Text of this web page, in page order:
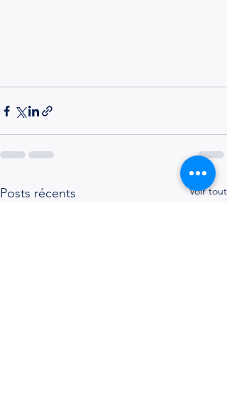
Posts récents Voir tout